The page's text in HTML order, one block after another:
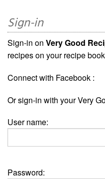
Sign-in
Sign-in on Very Good
recipes on your recipe
Connect with Facebook :
Or sign-in with your Very
User name:
Password: